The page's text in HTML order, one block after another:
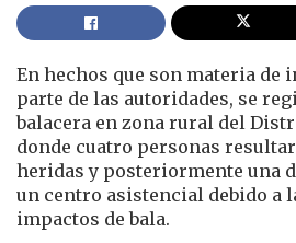
En hechos que son materia de
parte de las autoridades, se
balacera en zona rural del
donde cuatro personas
heridas y posteriormente una
un centro asistencial debido a
impactos de bala.